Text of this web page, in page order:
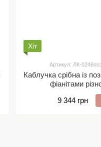
Хіт
Артикул: ЛК-
Каблучка срібна із
фіанітами
9 344 грн